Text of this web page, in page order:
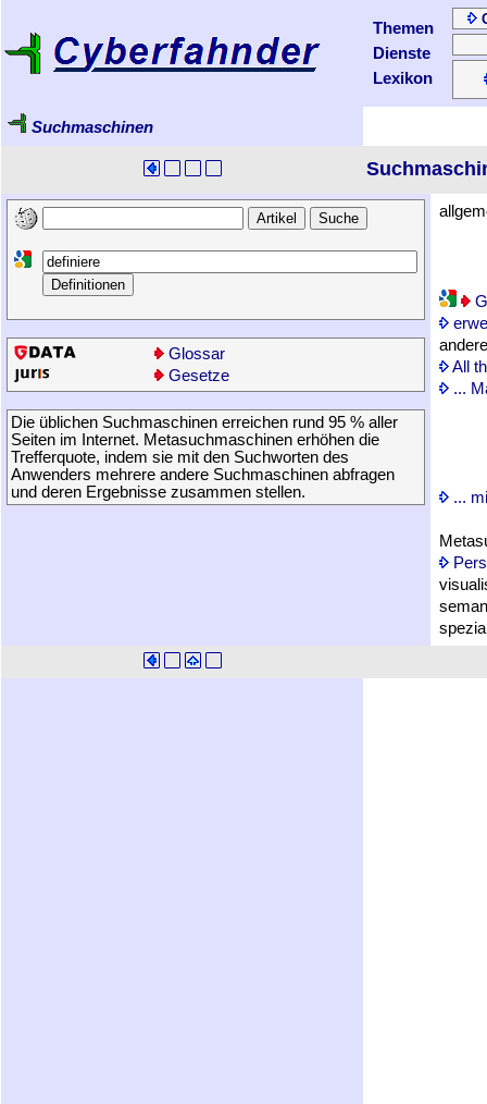
Themen
Dienste
Lexikon
Suchmaschinen
Glossar
Gesetze
Die üblichen Suchmaschinen erreichen rund 95 % aller
Seiten im Internet. Metasuchmaschinen erhöhen die
Trefferquote, indem sie mit den Suchworten des
Anwenders mehrere andere Suchmaschinen abfragen
und deren Ergebnisse zusammen stellen.
All
...
...